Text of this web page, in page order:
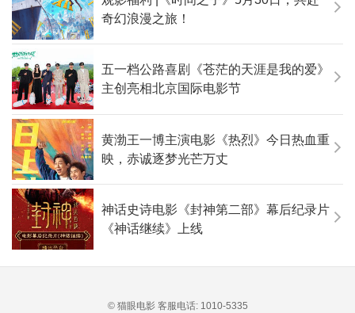
奇幻浪漫之旅！
五一档公路喜剧《苍茫的天涯是我的爱》
主创亮相北京国际电影节
黄渤王一博主演电影《热烈》今日热血重
映，赤诚逐梦光芒万丈
神话史诗电影《封神第二部》幕后纪录片
《神话继续》上线
© 猫眼电影 客服电话:1010-5335